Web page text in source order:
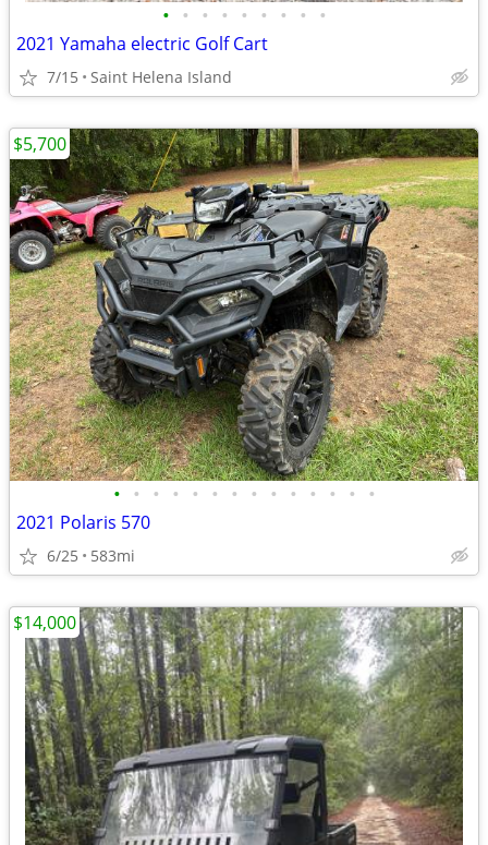
• • • • • • • • •
2021 Yamaha electric Golf Cart
7/15 Saint Helena Island
• • • • • • • • • • • • • •
2021 Polaris 570
6/25 583mi
$5,700
$14,000